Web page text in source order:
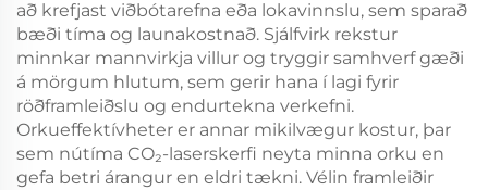
að krefjast viðbótarefna eða lokavinnslu, sem sparað
bæði tíma og launakostnað. Sjálfvirk rekstur
minnkar mannvirkja villur og tryggir samhverf gæði
á mörgum hlutum, sem gerir hana í lagi fyrir
röðframleiðslu og endurtekna verkefni.
Orkueffektívheter er annar mikilvægur kostur, þar
sem nútíma CO₂-laserskerfi neyta minna orku en
gefa betri árangur en eldri tækni. Vélin framleiðir